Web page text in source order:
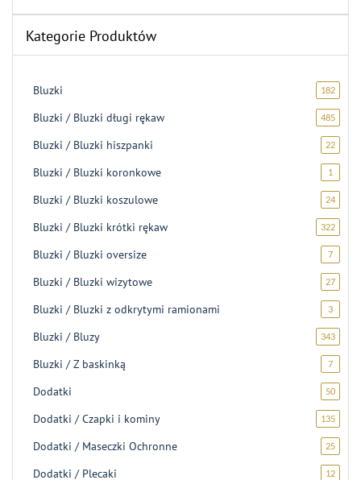
Kategorie Produktów
Bluzki 182182
Bluzki / Bluzki długi rękaw 485485
Bluzki / Bluzki hiszpanki 2222
Bluzki / Bluzki koronkowe 1
Bluzki / Bluzki koszulowe 2424
Bluzki / Bluzki krótki rękaw 322322
Bluzki / Bluzki oversize 77
Bluzki / Bluzki wizytowe 2727
Bluzki / Bluzki z odkrytymi ramionami 33
Bluzki / Bluzy 343343
Bluzki / Z baskinką 77
Dodatki 5050
Dodatki / Czapki i kominy 135135
Dodatki / Maseczki Ochronne 2525
Dodatki / Plecaki 1212